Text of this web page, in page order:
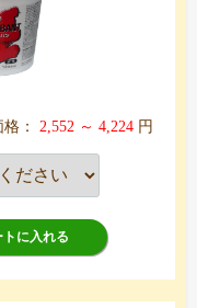
： 2,552 ～ 4,224 円
トに入れる